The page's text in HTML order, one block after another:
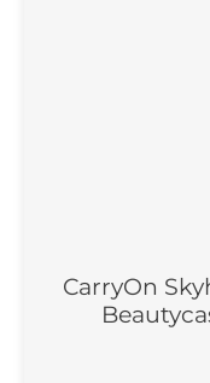
CarryOn